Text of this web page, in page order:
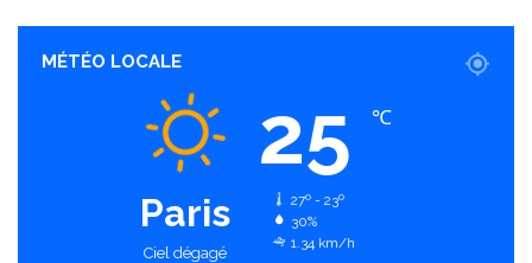
MÉTÉO LOCALE
Paris
Ciel dégagé
25 ℃
27º - 23º
30%
1.34 km/h